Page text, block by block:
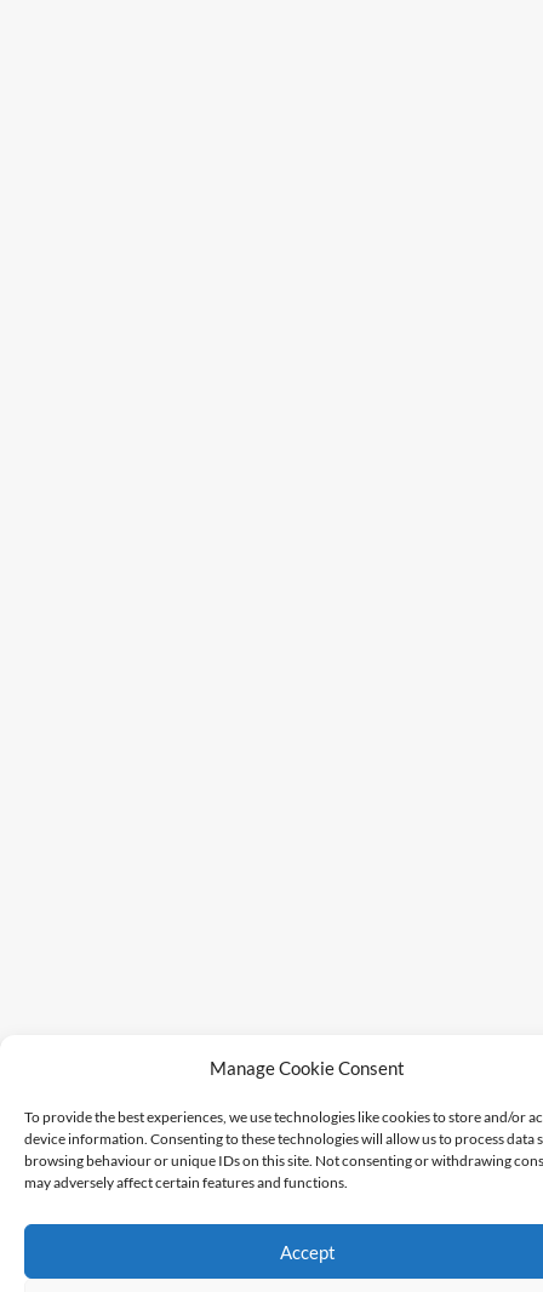
Manage Cookie Consent
To provide the best experiences, we use technologies like cookies to store and/or
device information. Consenting to these technologies will allow us to process data
browsing behaviour or unique IDs on this site. Not consenting or withdrawing
may adversely affect certain features and functions.
Accept